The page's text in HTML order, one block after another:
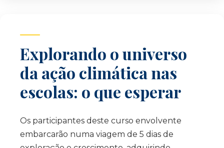
Explorando o universo
da ação climática nas
escolas: o que esperar
Os participantes deste curso envolvente
embarcarão numa viagem de 5 dias de